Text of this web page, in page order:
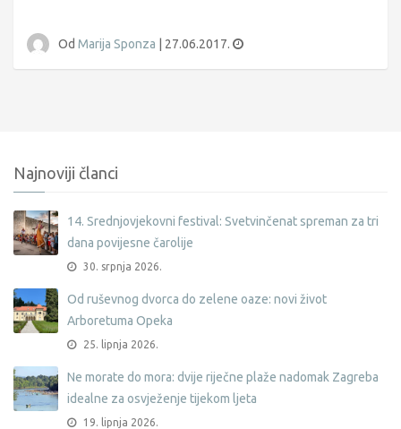
Od Marija Sponza | 27.06.2017.
Najnoviji članci
14. Srednjovjekovni festival: Svetvinčenat spreman za tri
dana povijesne čarolije
30. srpnja 2026.
Od ruševnog dvorca do zelene oaze: novi život
Arboretuma Opeka
25. lipnja 2026.
Ne morate do mora: dvije riječne plaže nadomak Zagreba
idealne za osvježenje tijekom ljeta
19. lipnja 2026.